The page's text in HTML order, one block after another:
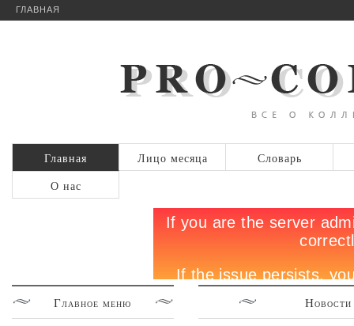
ГЛАВНАЯ
Главная Лицо месяца
Словарь
О нас
Новости
Главное меню